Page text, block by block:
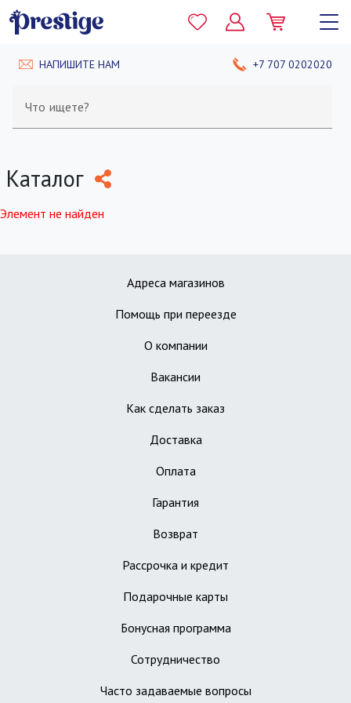
НАПИШИТЕ НАМ +7 707 0202020
Что ищете?
Каталог
Элемент не найден
Адреса магазинов
Помощь при переезде
О компании
Вакансии
Как сделать заказ
Доставка
Оплата
Гарантия
Возврат
Рассрочка и кредит
Подарочные карты
Бонусная программа
Сотрудничество
Часто задаваемые вопросы